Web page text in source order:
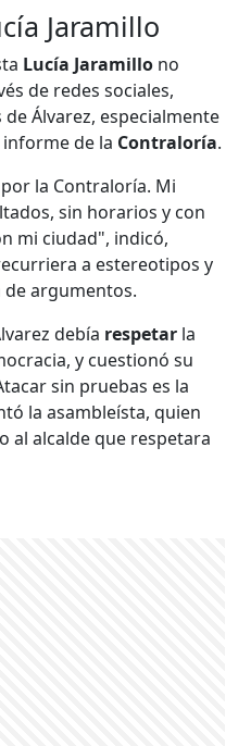
Jaramillo
Lucía Jaramillo no
de redes sociales,
Álvarez, especialmente
de la Contraloría.
la Contraloría. Mi
sin horarios y con
mi ciudad", indicó,
a estereotipos y
argumentos.
debía respetar la
y cuestionó su
sin pruebas es la
la asambleísta, quien
al alcalde que respetara